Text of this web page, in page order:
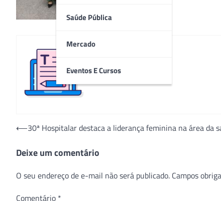
Saúde Pública
Mercado
Eventos E Cursos
Redação
Navegação
Post
⟵30ª Hospitalar destaca a liderança feminina na área da
Deixe um comentário
O seu endereço de e-mail não será publicado. Campos
Comentário *